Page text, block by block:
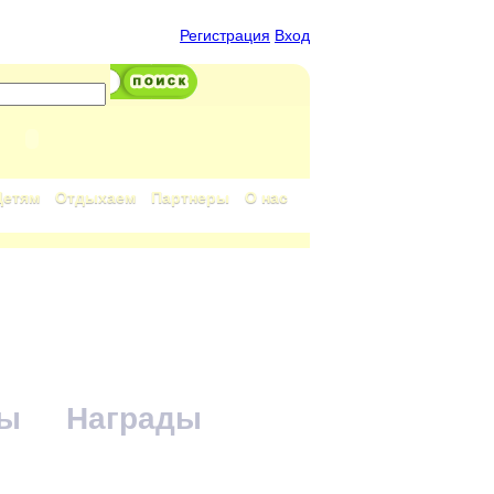
Регистрация Вход
Отдыхаем Партнеры О нас
Награды